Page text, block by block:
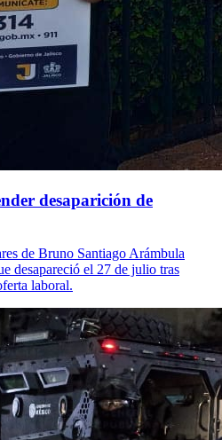
desaparición de
de Bruno Santiago Arámbula
desapareció el 27 de julio tras
laboral.